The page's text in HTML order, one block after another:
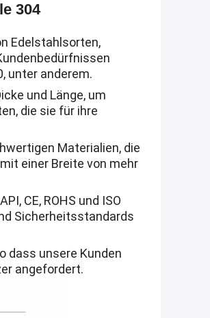
304
Edelstahlsorten,
unter anderem.
und Länge, um
die sie für ihre
Materialien, die
einer Breite von mehr
CE, ROHS und ISO
Sicherheitsstandards
dass unsere Kunden
angefordert.